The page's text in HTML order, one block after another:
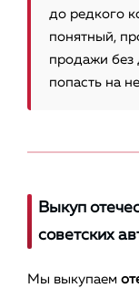
до редкого
понятный,
продажи без
попасть на
Выкуп
советских
Мы выкупаем